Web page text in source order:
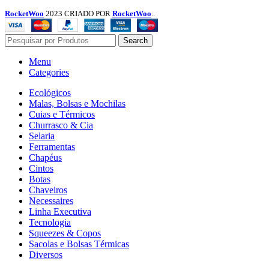
RocketWoo 2023 CRIADO POR RocketWoo
Search
Menu
Categories
Ecológicos
Malas, Bolsas e Mochilas
Cuias e Térmicos
Churrasco & Cia
Selaria
Ferramentas
Chapéus
Cintos
Botas
Chaveiros
Necessaires
Linha Executiva
Tecnologia
Squeezes & Copos
Sacolas e Bolsas Térmicas
Diversos